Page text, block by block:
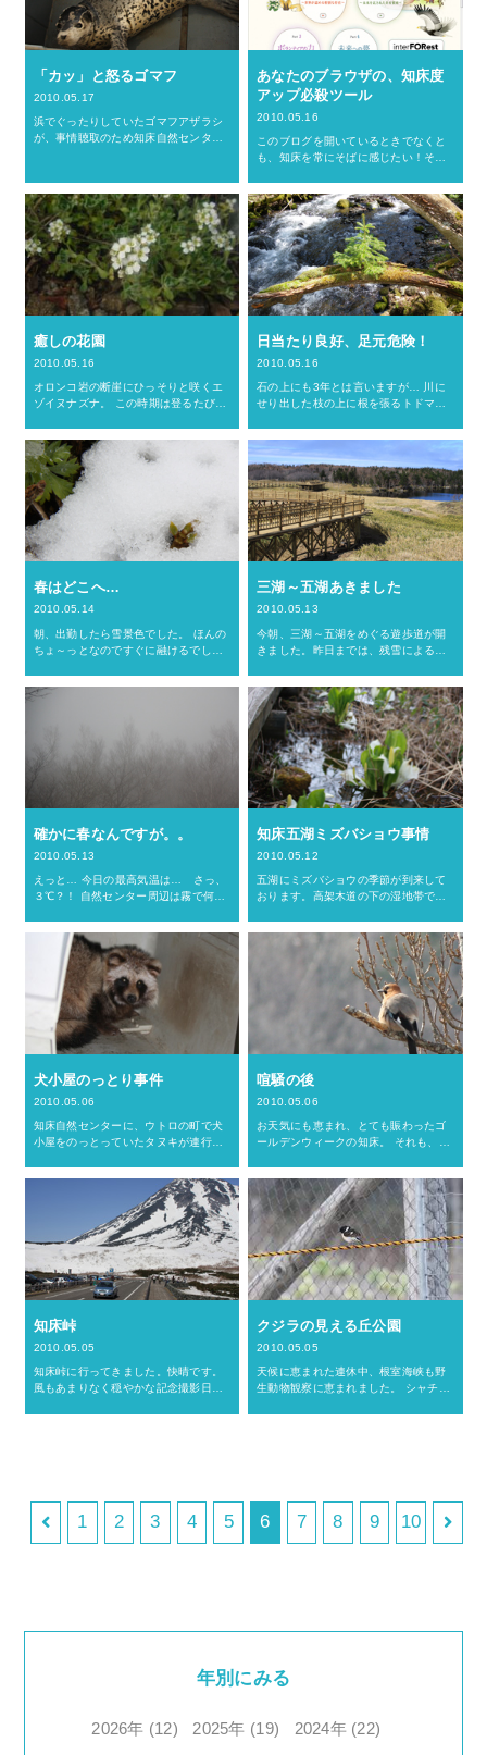
「カッ」と怒るゴマフ
2010.05.17
浜でぐったりしていたゴマフアザラシ
が、事情聴取のため知床自然センター
らしいです。が、真っ白いフワフワの
モフ毛はすでにあとかたもなく、…
あなたのブラウザの、知床度
アップ必殺ツール
2010.05.16
このブログを開いているときでなくと
も、知床を常にそばに感じたい！そん
変更できるようになりました！知床財
団のロゴ入りオシャレ風のデザイ…
癒しの花園
2010.05.16
オロンコ岩の断崖にひっそりと咲くエ
ゾイヌナズナ。 この時期は登るたびに
ないようゆっくりゆっくり（息も切れ
るし…）。 見渡す山や海の…
日当たり良好、足元危険！
2010.05.16
石の上にも3年とは言いますが… 川に
せり出した枝の上に根を張るトドマツ
が、ひと際輝いて見えました。 枝はや
がて折れ、川に落ちるで…
春はどこへ…
2010.05.14
朝、出勤したら雪景色でした。 ほんの
ちょ～っとなのですぐに融けるでしょ
ス１℃になるそうです。 で、明日から
三湖～五湖あきました
2010.05.13
今朝、三湖～五湖をめぐる遊歩道が開
きました。昨日までは、残雪による道
いなかったので、閉まっていたんです
よ。せっかく開いたのに、水を差…
確かに春なんですが。。
2010.05.13
えっと… 今日の最高気温は… さっ、
３℃？！ 自然センター周辺は霧で何も
ツツドリの声を聞いたんです。 霞がか
かった森の奥から …
知床五湖ミズバショウ事情
2010.05.12
五湖にミズバショウの季節が到来して
おります。高架木道の下の湿地帯で
っしり咲いております。見ごろは今で
す。 一湖へ向かう地上歩道わき（…
犬小屋のっとり事件
2010.05.06
知床自然センターに、ウトロの町で犬
小屋をのっとっていたタヌキが連行さ
ら、おかしいわネエ」と思って犬小屋
を見に行ったら、このタヌキが中…
喧騒の後
2010.05.06
お天気にも恵まれ、とても賑わったゴ
ールデンウィークの知床。 それも、あ
けた感じです。 明日からはお天気が崩
れるようです。 しかも、…
知床峠
2010.05.05
知床峠に行ってきました。快晴です。
風もあまりなく穏やかな記念撮影日和
クジラの見える丘公園
2010.05.05
天候に恵まれた連休中、根室海峡も野
生動物観察に恵まれました。 シャチに
1 2 3 4 5 6 7 8 9 10
年別にみる
2026年 (12) 2025年 (19) 2024年 (22)